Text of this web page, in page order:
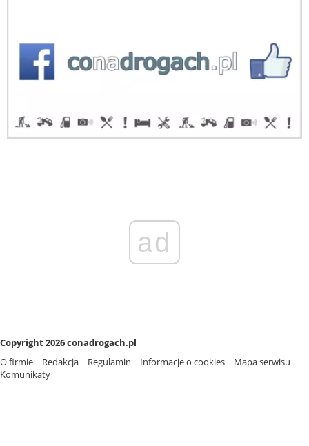
ad
Copyright 2026 conadrogach.pl
O firmie
Redakcja Regulamin Informacje o cookies
Mapa serwisu
Komunikaty